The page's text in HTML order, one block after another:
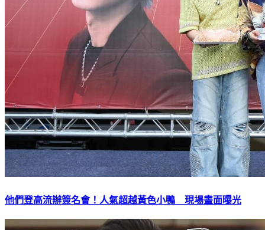
他們登高流辦簽名會！人氣超越黃色小鴨 現場畫面曝光